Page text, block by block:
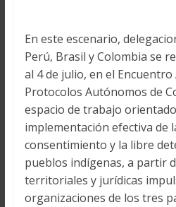
En este escenario,
Perú, Brasil y Colombia se
al 4 de julio, en el
Protocolos Autónomos de
espacio de trabajo
implementación efectiva de
consentimiento y la libre
pueblos indígenas, a partir
territoriales y jurídicas
organizaciones de los tres